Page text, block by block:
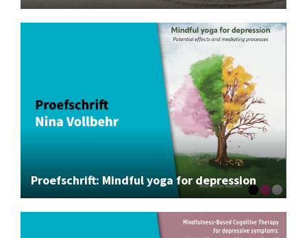
Proefschrift: Mindful yoga for depression